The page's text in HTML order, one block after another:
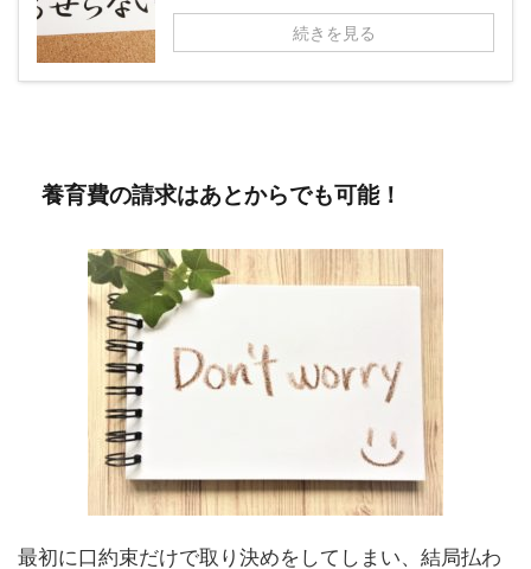
続きを見る
養育費の請求はあとからでも可能！
最初に口約束だけで取り決めをしてしまい、結局払わ